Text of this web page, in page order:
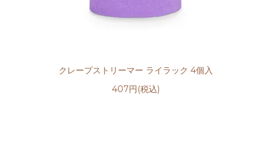
クレープストリーマー ライラック 4個入
407円(税込)